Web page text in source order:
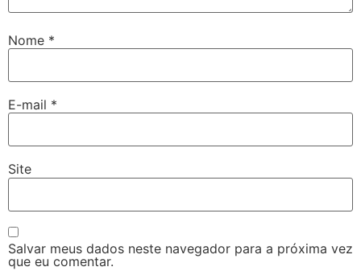
Nome *
E-mail *
Site
Salvar meus dados neste navegador para a próxima vez
que eu comentar.